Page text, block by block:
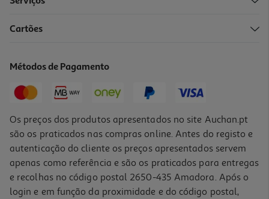
Cartões
Métodos de Pagamento
Os preços dos produtos apresentados no site Auchan.pt
são os praticados nas compras online. Antes do registo e
autenticação do cliente os preços apresentados servem
apenas como referência e são os praticados para entregas
e recolhas no código postal 2650-435 Amadora. Após o
login e em função da proximidade e do código postal,